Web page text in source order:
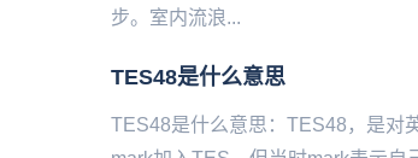
步。室内流浪...
TES48是什么意思
TES48是什么意思：TES48，是对